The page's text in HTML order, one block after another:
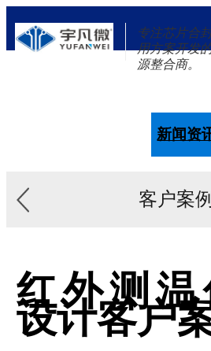
专注芯片合
用方案开发
源整合商。
新闻资
客户案例
红外测温
设计客户